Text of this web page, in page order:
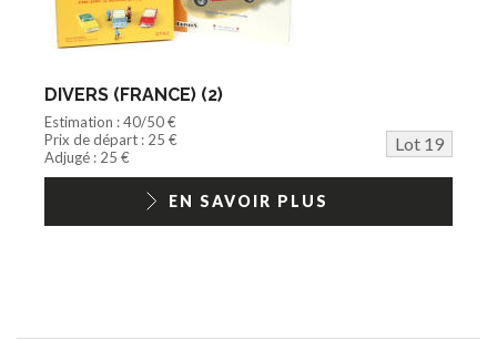
DIVERS (FRANCE) (2)
Estimation : 40/50 €
Prix de départ : 25 €
Lot 19
Adjugé : 25 €
EN SAVOIR PLUS